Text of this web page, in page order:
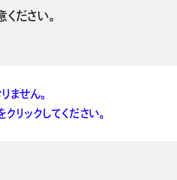
ださい。
ません。
リックしてください。